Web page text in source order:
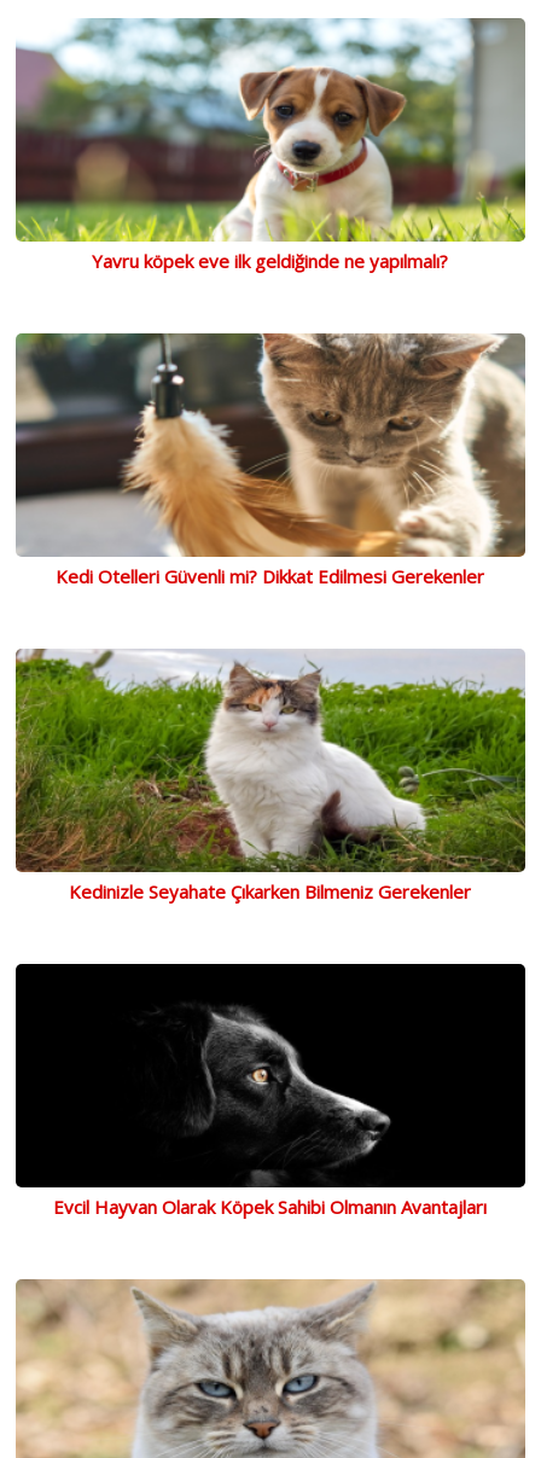
Yavru köpek eve ilk geldiğinde ne yapılmalı?
Kedi Otelleri Güvenli mi? Dikkat Edilmesi Gerekenler
Kedinizle Seyahate Çıkarken Bilmeniz Gerekenler
Evcil Hayvan Olarak Köpek Sahibi Olmanın Avantajları